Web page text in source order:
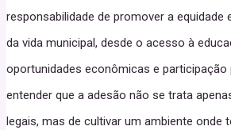
responsabilidade de promover a
da vida municipal, desde o acesso à
oportunidades econômicas e participação
entender que a adesão não se trata
legais, mas de cultivar um ambiente onde